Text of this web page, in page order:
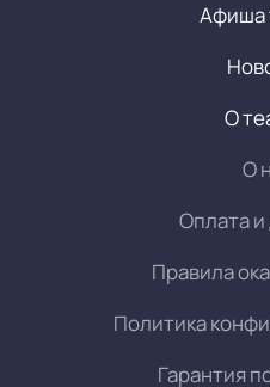
Афиша
О
О
Оплата и
Правила
Политика
Гарантия